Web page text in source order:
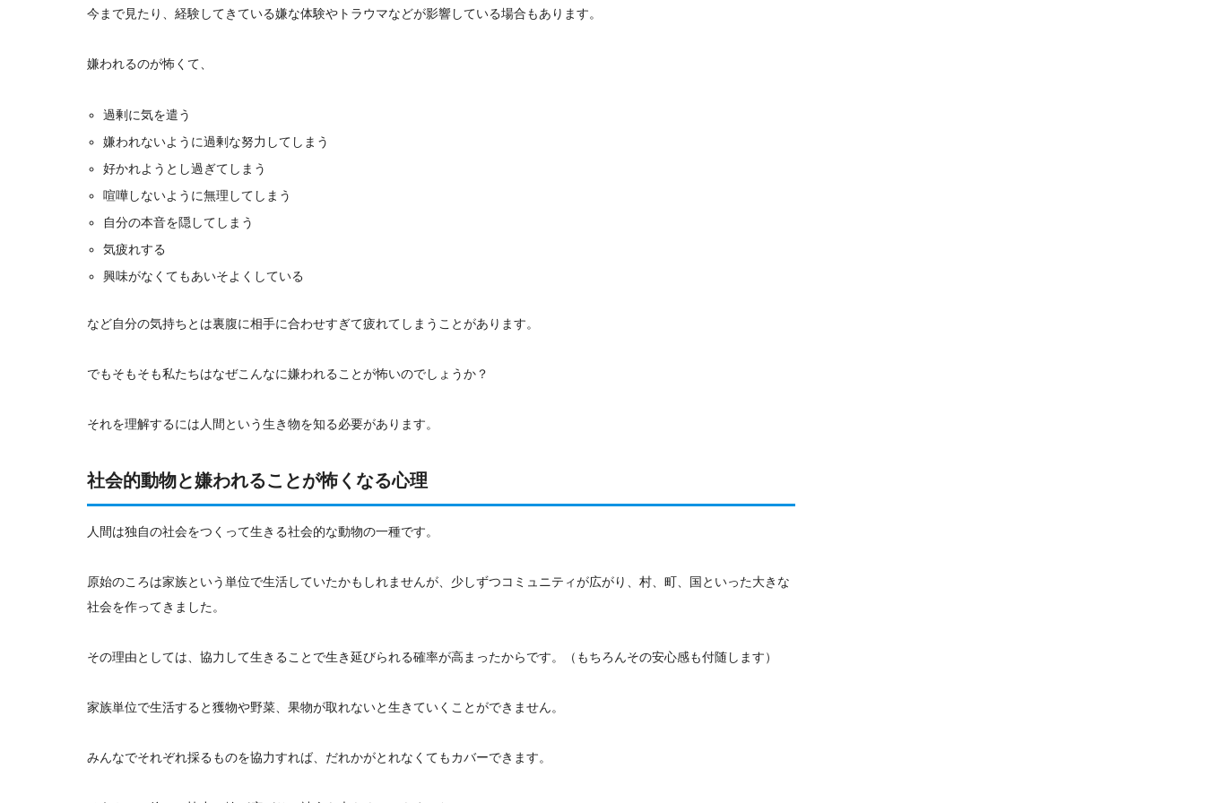
今まで見たり、経験してきている嫌な体験やトラウマなどが影響している場合もあります。
嫌われるのが怖くて、
過剰に気を遣う
嫌われないように過剰な努力してしまう
好かれようとし過ぎてしまう
喧嘩しないように無理してしまう
自分の本音を隠してしまう
気疲れする
興味がなくてもあいそよくしている
など自分の気持ちとは裏腹に相手に合わせすぎて疲れてしまうことがあります。
でもそもそも私たちはなぜこんなに嫌われることが怖いのでしょうか？
それを理解するには人間という生き物を知る必要があります。
社会的動物と嫌われることが怖くなる心理
人間は独自の社会をつくって生きる社会的な動物の一種です。
原始のころは家族という単位で生活していたかもしれませんが、少しずつコミュニティが広がり、村、町、国といった大きな
社会を作ってきました。
その理由としては、協力して生きることで生き延びられる確率が高まったからです。（もちろんその安心感も付随します）
家族単位で生活すると獲物や野菜、果物が取れないと生きていくことができません。
みんなでそれぞれ採るものを協力すれば、だれかがとれなくてもカバーできます。